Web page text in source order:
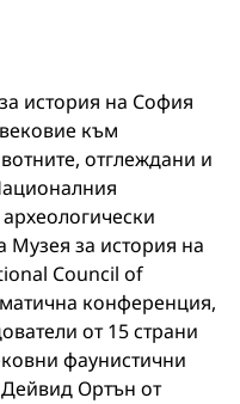
история на София
към
отглеждани и
Музея за история на
Council of
конференция,
от 15 страни
фаунистични
Ортън от